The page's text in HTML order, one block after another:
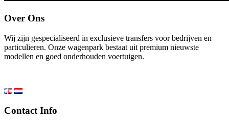
Over Ons
Wij zijn gespecialiseerd in exclusieve transfers voor bedrijven en
particulieren. Onze wagenpark bestaat uit premium nieuwste
modellen en goed onderhouden voertuigen.
Contact Info